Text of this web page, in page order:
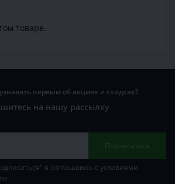
товаре.
первым об акциях и скидках?
на нашу рассылку
Подписаться
я соглашаюсь с условиями